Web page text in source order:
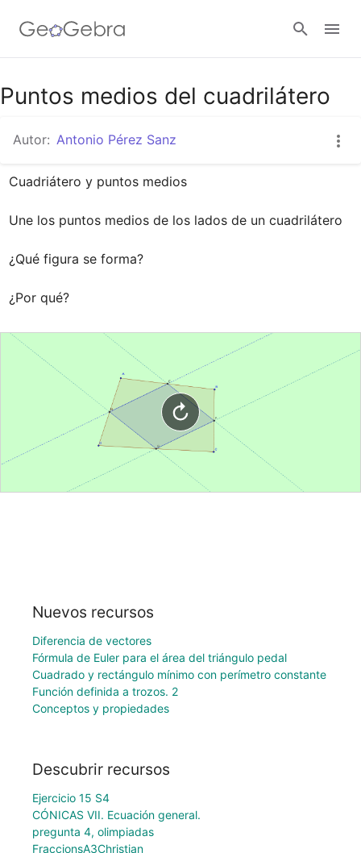
Google Classroom
GeoGebra Classroom
Puntos medios del cuadrilátero
Autor: Antonio Pérez Sanz
Cuadriátero y puntos medios
Une los puntos medios de los lados de un cuadrilátero
¿Qué figura se forma?
¿Por qué?
Nuevos recursos
Diferencia de vectores
Fórmula de Euler para el área del triángulo pedal
Cuadrado y rectángulo mínimo con perímetro constante
Función definida a trozos. 2
Conceptos y propiedades
Descubrir recursos
Ejercicio 15 S4
CÓNICAS VII. Ecuación general.
pregunta 4, olimpiadas
FraccionsA3Christian